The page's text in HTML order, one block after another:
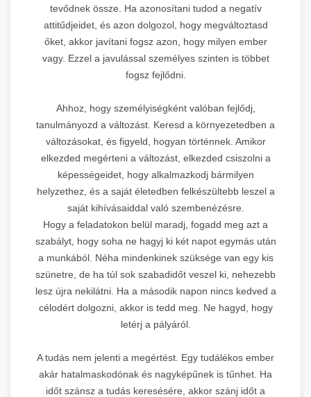
tevődnek össze. Ha azonosítani tudod a negatív
attitűdjeidet, és azon dolgozol, hogy megváltoztasd
őket, akkor javítani fogsz azon, hogy milyen ember
vagy. Ezzel a javulással személyes szinten is többet
fogsz fejlődni.
Ahhoz, hogy személyiségként valóban fejlődj,
tanulmányozd a változást. Keresd a környezetedben a
változásokat, és figyeld, hogyan történnek. Amikor
elkezded megérteni a változást, elkezded csiszolni a
képességeidet, hogy alkalmazkodj bármilyen
helyzethez, és a saját életedben felkészültebb leszel a
saját kihívásaiddal való szembenézésre.
Hogy a feladatokon belül maradj, fogadd meg azt a
szabályt, hogy soha ne hagyj ki két napot egymás után
a munkából. Néha mindenkinek szüksége van egy kis
szünetre, de ha túl sok szabadidőt veszel ki, nehezebb
lesz újra nekilátni. Ha a második napon nincs kedved a
célodért dolgozni, akkor is tedd meg. Ne hagyd, hogy
letérj a pályáról.
A tudás nem jelenti a megértést. Egy tudálékos ember
akár hatalmaskodónak és nagyképűnek is tűnhet. Ha
időt szánsz a tudás keresésére, akkor szánj időt a